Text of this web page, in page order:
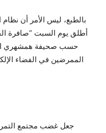
بالطبع، ليس الأمر أن
أطلق يوم السبت “صافرة
الممرضين في الفضاء
جعل غضب مجتمع